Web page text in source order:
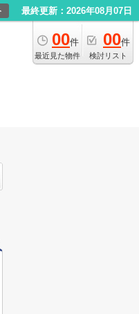
最終更新：2026年08月07日
00件
最近見た物件
00件
検討リスト